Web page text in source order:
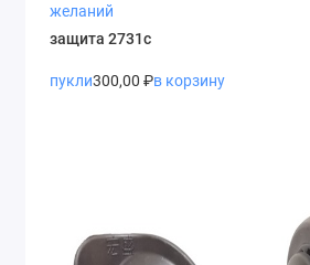
желаний
защита 2731с
пукли300,00 ₽в корзину